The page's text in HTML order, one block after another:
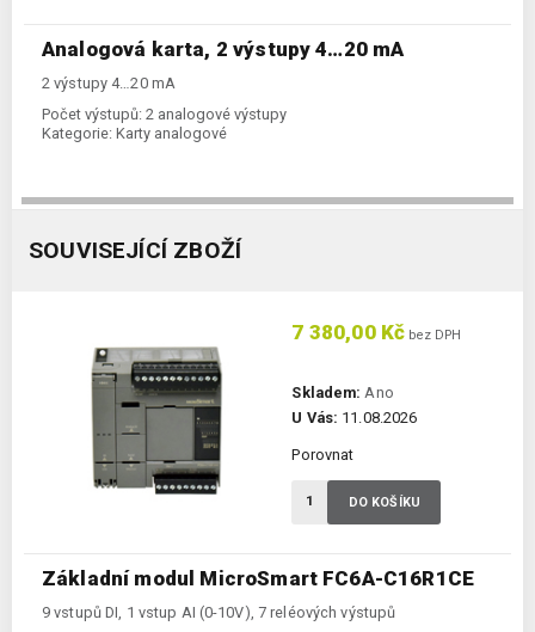
Analogová karta, 2 výstupy 4…20 mA
2 výstupy 4…20 mA
Počet výstupů: 2 analogové výstupy
Kategorie: Karty analogové
SOUVISEJÍCÍ ZBOŽÍ
Základní modul MicroSmart FC6A-C16R1CE
9 vstupů DI, 1 vstup AI (0-10V), 7 reléových výstupů
7 380,00 Kč bez DPH
Skladem: Ano
U Vás: 11.08.2026
Porovnat
DO KOŠÍKU